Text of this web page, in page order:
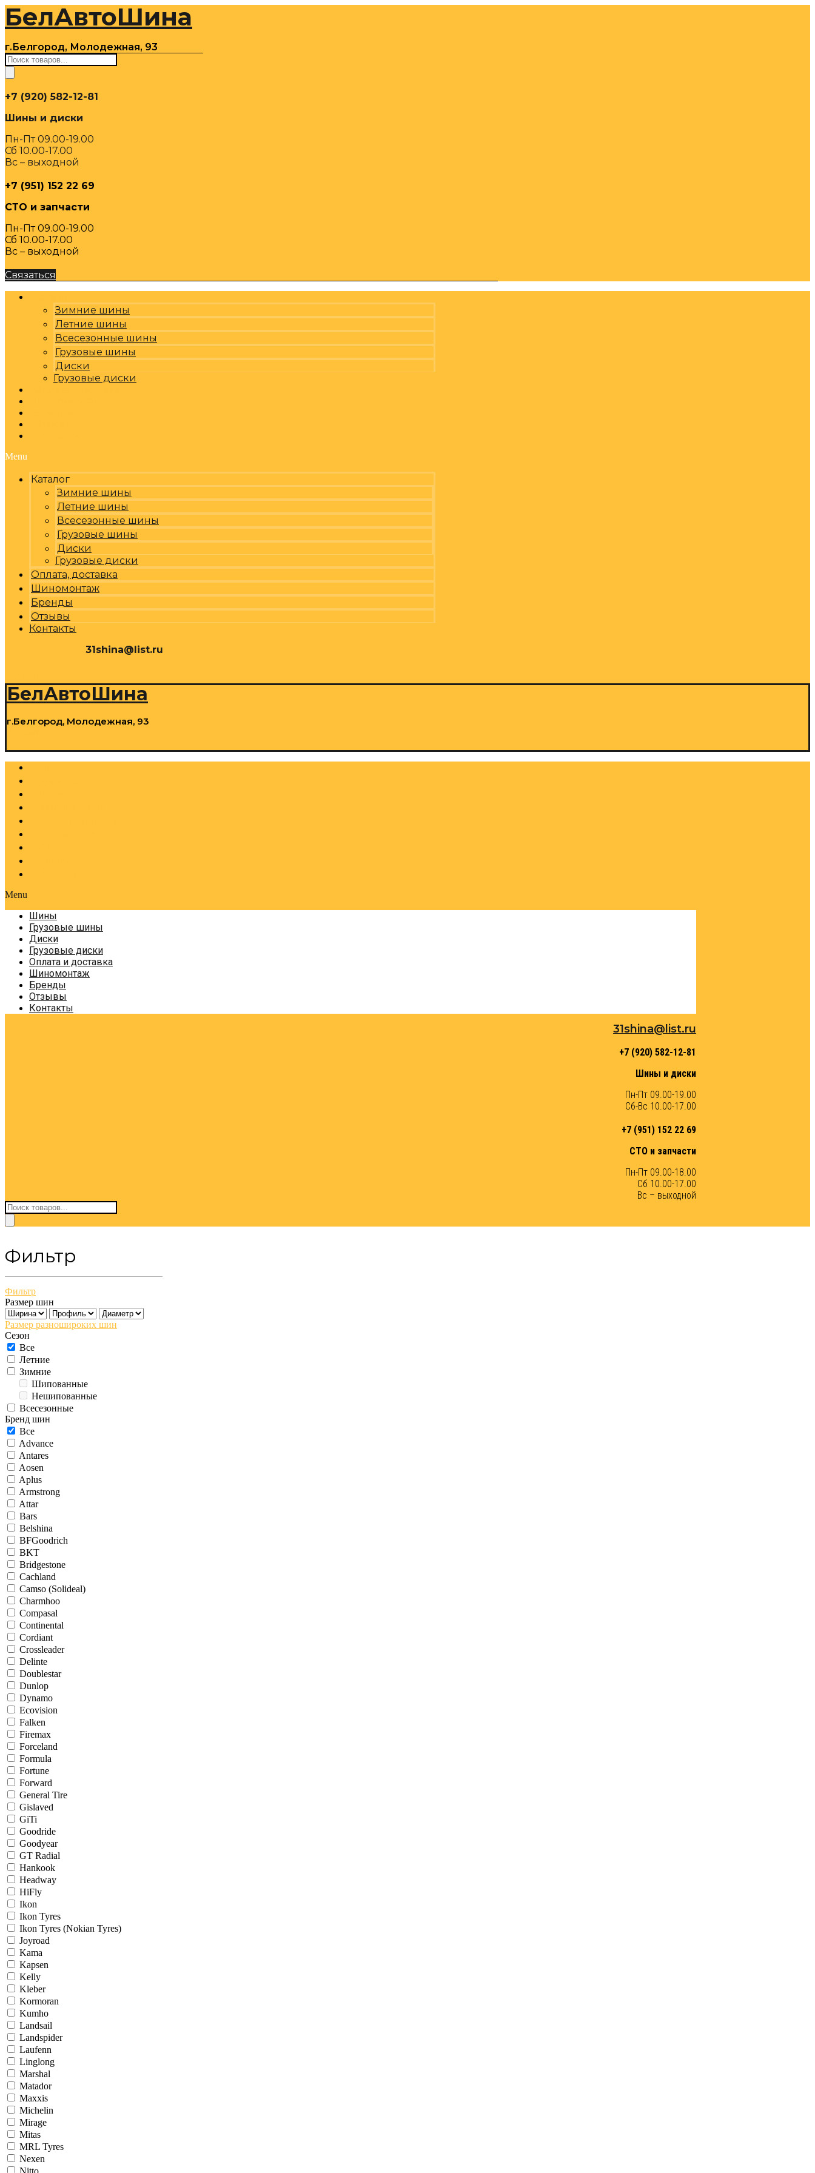
Перейти
содержимому
БелАвтоШина
г.Белгород, Молодежная, 93
Поиск
товаров
+7 (920) 582-12-81
Шины и диски
Пн-Пт 09.00-19.00
Сб 10.00-17.00
Вс – выходной
+7 (951) 152 22 69
СТО и запчасти
Пн-Пт 09.00-19.00
Сб 10.00-17.00
Вс – выходной
Связаться
Зимние шины
Летние шины
Всесезонные шины
Грузовые шины
Диски
Грузовые диски
Menu
Каталог
Зимние шины
Летние шины
Всесезонные шины
Грузовые шины
Диски
Грузовые диски
Оплата, доставка
Шиномонтаж
Бренды
Отзывы
Контакты
31shina@list.ru
БелАвтоШина
г.Белгород, Молодежная, 93
Menu
Шины
Грузовые шины
Диски
Грузовые диски
Оплата и доставка
Шиномонтаж
Бренды
Отзывы
Контакты
31shina@list.ru
+7 (920) 582-12-81
Шины и диски
Пн-Пт 09.00-19.00
Сб-Вс 10.00-17.00
+7 (951) 152 22 69
СТО и запчасти
Пн-Пт 09.00-18.00
Сб 10.00-17.00
Вс – выходной
Поиск
товаров
Фильтр
Фильтр
Размер шин
Размер разношироких шин
Сезон
Все
Летние
Зимние
Шипованные
Нешипованные
Всесезонные
Бренд шин
Все
Advance
Antares
Aosen
Aplus
Armstrong
Attar
Bars
Belshina
BFGoodrich
BKT
Bridgestone
Cachland
Camso (Solideal)
Charmhoo
Compasal
Continental
Cordiant
Crossleader
Delinte
Doublestar
Dunlop
Dynamo
Ecovision
Falken
Firemax
Forceland
Formula
Fortune
Forward
General Tire
Gislaved
GiTi
Goodride
Goodyear
GT Radial
Hankook
Headway
HiFly
Ikon
Ikon Tyres
Ikon Tyres (Nokian Tyres)
Joyroad
Kama
Kapsen
Kelly
Kleber
Kormoran
Kumho
Landsail
Landspider
Laufenn
Linglong
Marshal
Matador
Maxxis
Michelin
Mirage
Mitas
MRL Tyres
Nexen
Nitto